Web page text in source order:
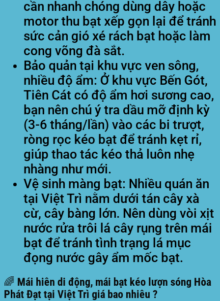
cần nhanh chóng dùng dây hoặc
motor thu bạt xếp gọn lại để tránh
sức cản gió xé rách bạt hoặc làm
cong võng đà sắt.
Bảo quản tại khu vực ven sông,
nhiều độ ẩm: Ở khu vực Bến Gót,
Tiên Cát có độ ẩm hơi sương cao,
bạn nên chú ý tra dầu mỡ định kỳ
(3-6 tháng/lần) vào các bi trượt,
ròng rọc kéo bạt để tránh kẹt rỉ,
giúp thao tác kéo thả luôn nhẹ
nhàng như mới.
Vệ sinh màng bạt: Nhiều quán ăn
tại Việt Trì nằm dưới tán cây xà
cừ, cây bàng lớn. Nên dùng vòi xịt
nước rửa trôi lá cây rụng trên mái
bạt để tránh tình trạng lá mục
đọng nước gây ẩm mốc bạt.
🌈 Mái hiên di động, mái bạt kéo lượn sóng Hòa
Phát Đạt tại Việt Trì giá bao nhiêu ?